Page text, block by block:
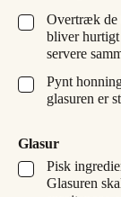
▢
Overtræk de
bliver
servere
▢
Pynt
glasuren er
Glasur
▢
Pisk
Glasuren